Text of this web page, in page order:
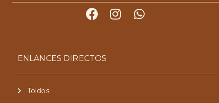
ENLANCES DIRECTOS
Toldos